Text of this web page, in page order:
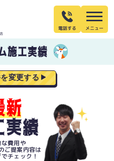
電話する
施工実績
変更する
新
実績
費用や
ご提案内容は
チェック！